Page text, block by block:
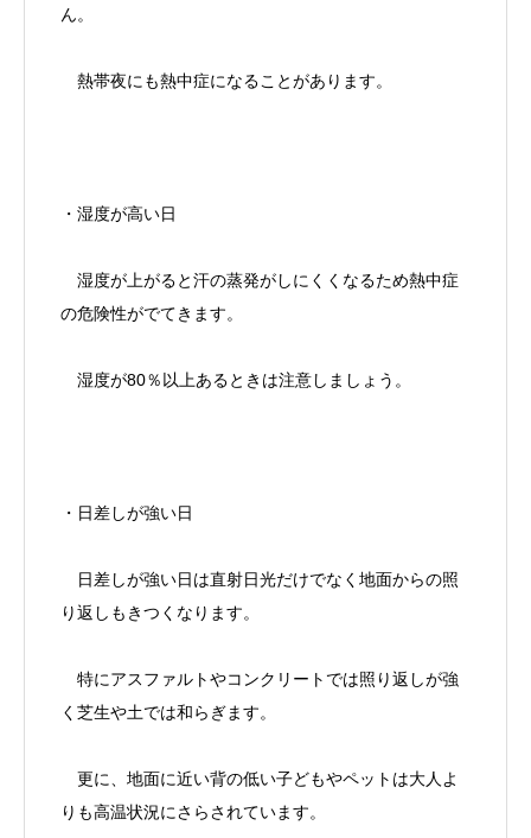
ん。
熱帯夜にも熱中症になることがあります。
・湿度が高い日
湿度が上がると汗の蒸発がしにくくなるため熱中症
の危険性がでてきます。
湿度が80％以上あるときは注意しましょう。
・日差しが強い日
日差しが強い日は直射日光だけでなく地面からの照
り返しもきつくなります。
特にアスファルトやコンクリートでは照り返しが強
く芝生や土では和らぎます。
更に、地面に近い背の低い子どもやペットは大人よ
りも高温状況にさらされています。